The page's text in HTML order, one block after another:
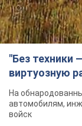
"Без техники
виртуозную
На
автомобилям,
войск